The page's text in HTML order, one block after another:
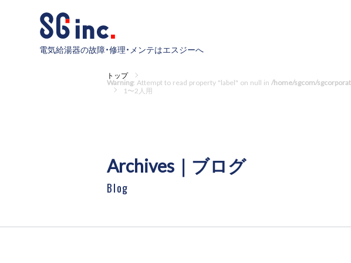
電気給湯器の故障・修理・メンテはエスジーへ
トップ
Warning: Attempt to read property "label" on null in /home/sgcom/
1〜2人用
Archives｜ブログ
Blog